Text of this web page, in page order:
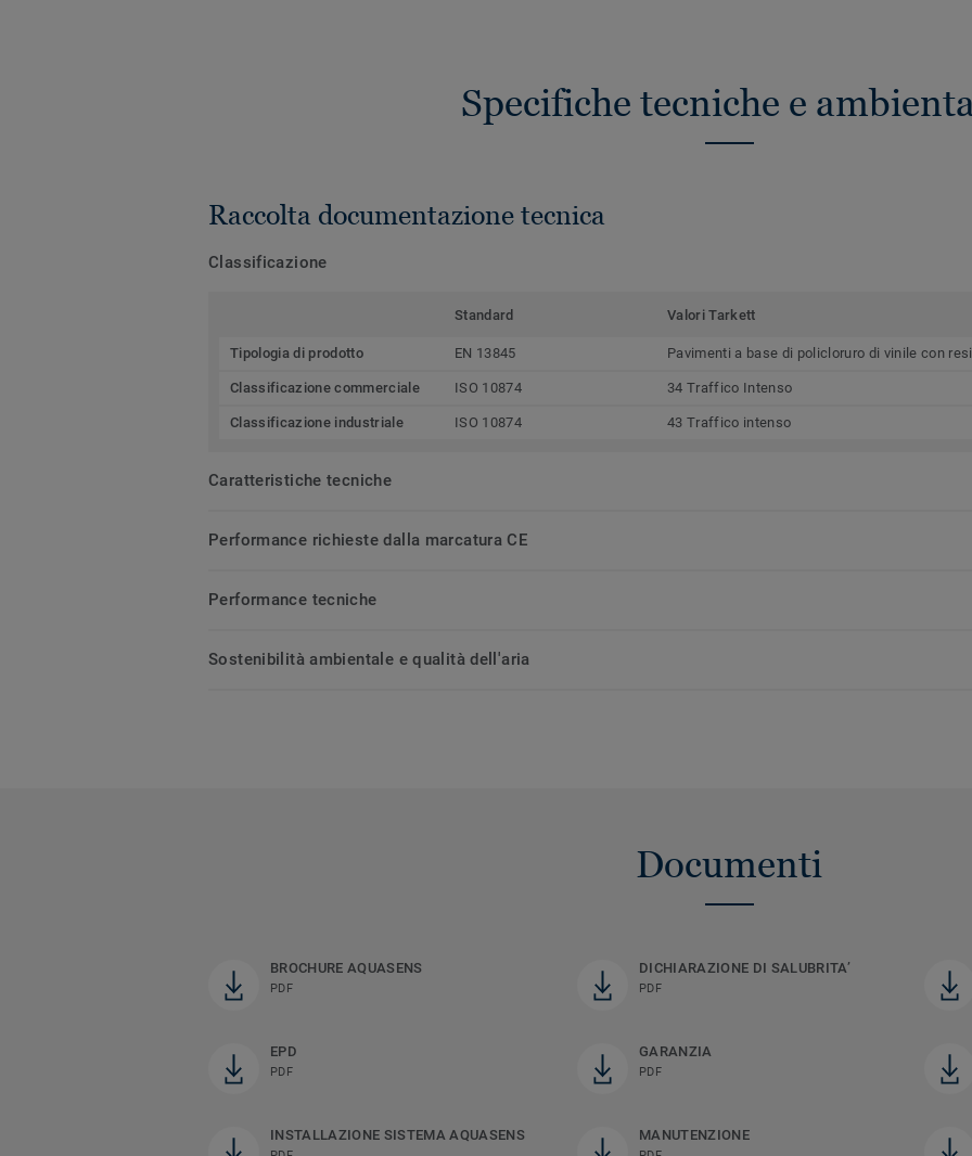
Specifiche tecniche e
Raccolta documentazione tecnica
Classificazione
Standard Valori Tarkett
Tipologia di prodotto EN 13845 Pavimenti a base di policloruro di vinile con
Classificazione commerciale ISO 10874 34 Traffico Intenso
Classificazione industriale ISO 10874 43 Traffico intenso
Caratteristiche tecniche
Performance richieste dalla marcatura CE
Performance tecniche
Sostenibilità ambientale e qualità dell'aria
Documenti
BROCHURE AQUASENS
PDF
DICHIARAZIONE DI SALUBRITA’
PDF
EPD
PDF
GARANZIA
PDF
INSTALLAZIONE SISTEMA AQUASENS MANUTENZIONE